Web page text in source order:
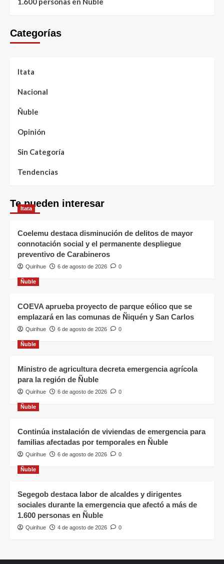
Categorías
Itata
Nacional
Ñuble
Opinión
Sin Categoría
Tendencias
Te pueden interesar
Itata
Coelemu destaca disminución de delitos de mayor
connotación social y el permanente despliegue
preventivo de Carabineros
Quirihue 6 de agosto de 2026 0
Ñuble
COEVA aprueba proyecto de parque eólico que se
emplazará en las comunas de Ñiquén y San Carlos
Quirihue 6 de agosto de 2026 0
Ñuble
Ministro de agricultura decreta emergencia agrícola
para la región de Ñuble
Quirihue 6 de agosto de 2026 0
Ñuble
Continúa instalación de viviendas de emergencia para
familias afectadas por temporales en Ñuble
Quirihue 6 de agosto de 2026 0
Ñuble
Segegob destaca labor de alcaldes y dirigentes
sociales durante la emergencia que afectó a más de
1.600 personas en Ñuble
Quirihue 4 de agosto de 2026 0